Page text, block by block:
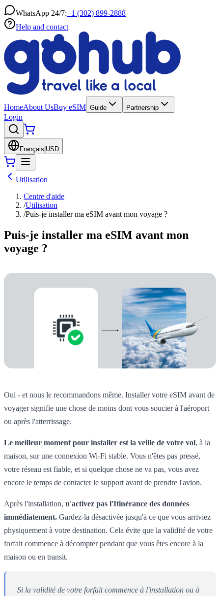
WhatsApp 24/7:+1 (302) 899-2888
Help and contact
HomeAbout UsBuy eSIM Guide Partnership
Login
Français USD
Utilisation
Centre d'aide
/Utilisation
/Puis-je installer ma eSIM avant mon voyage ?
Puis-je installer ma eSIM avant mon
voyage ?
Oui - et nous le recommandons même. Installer votre eSIM avant de
voyager signifie une chose de moins dont vous soucier à l'aéroport
ou après l'atterrissage.
Le meilleur moment pour installer est la veille de votre vol, à la
maison, sur une connexion Wi-Fi stable. Vous n'êtes pas pressé,
votre réseau est fiable, et si quelque chose ne va pas, vous avez
encore le temps de contacter le support avant de prendre l'avion.
Après l'installation, n'activez pas l'Itinérance des données
immédiatement. Gardez-la désactivée jusqu'à ce que vous arriviez
physiquement à votre destination. Cela évite que la validité de votre
forfait commence à décompter pendant que vous êtes encore à la
maison ou en transit.
Si la validité de votre forfait commence à l'installation ou à